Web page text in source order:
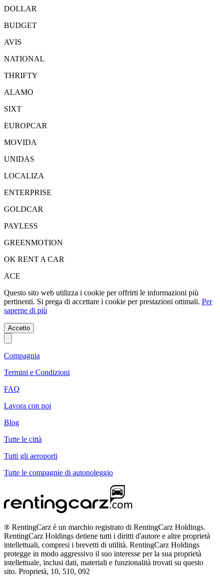
DOLLAR
BUDGET
AVIS
NATIONAL
THRIFTY
ALAMO
SIXT
EUROPCAR
MOVIDA
UNIDAS
LOCALIZA
ENTERPRISE
GOLDCAR
PAYLESS
GREENMOTION
OK RENT A CAR
ACE
Questo sito web utilizza i cookie per offrirti le informazioni più
pertinenti. Si prega di accettare i cookie per prestazioni ottimali. Per
saperne di più
Accetto
Compagnia
Termini e Condizioni
FAQ
Lavora con noi
Blog
Tutte le città
Tutti gli aeroporti
Tutte le compagnie di autonoleggio
® RentingCarz è un marchio registrato di RentingCarz Holdings.
RentingCarz Holdings detiene tutti i diritti d'autore e altre proprietà
intellettuali, compresi i brevetti di utilità. RentingCarz Holdings
protegge in modo aggressivo il suo interesse per la sua proprietà
intellettuale, inclusi dati, materiali e funzionalità trovati su questo
sito. Proprietà, 10, 510, 092